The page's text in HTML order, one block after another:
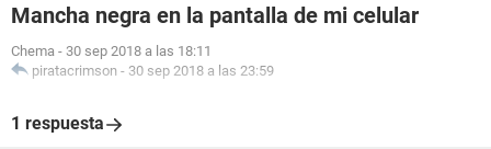
Mancha negra en la pantalla de mi celular
Chema - 30 sep 2018 a las 18:11
piratacrimson - 30 sep 2018 a las 23:59
1 respuesta